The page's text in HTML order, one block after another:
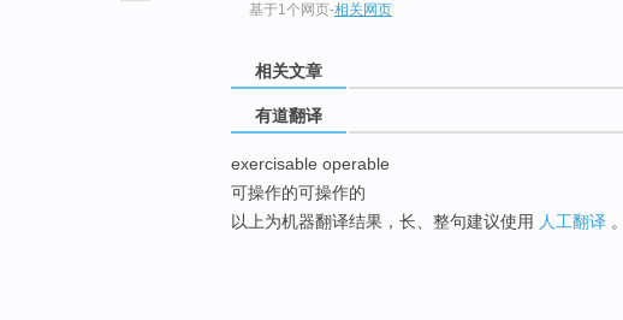
基于1个网页-相关网页
相关文章
有道翻译
exercisable operable
可操作的可操作的
以上为机器翻译结果，长、整句建议使用 人工翻译 。